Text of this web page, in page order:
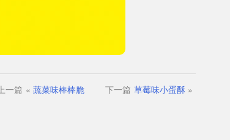
上一篇 « 蔬菜味棒棒脆 下一篇 草莓味小蛋酥»